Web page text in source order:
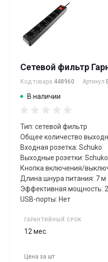
Сетевой фильтр
Код товара 448960 Артикул
В наличии
Тип: сетевой фильтр
Общее количество
Входная розетка: Schuko
Выходные розетки: Schuko
Кнопка включения/
Длина шнура питания: 7 м
Эффективная мощность:
USB-порты: Нет
ГАРАНТИЙНЫЙ СРОК
12 мес.
Цена за шт